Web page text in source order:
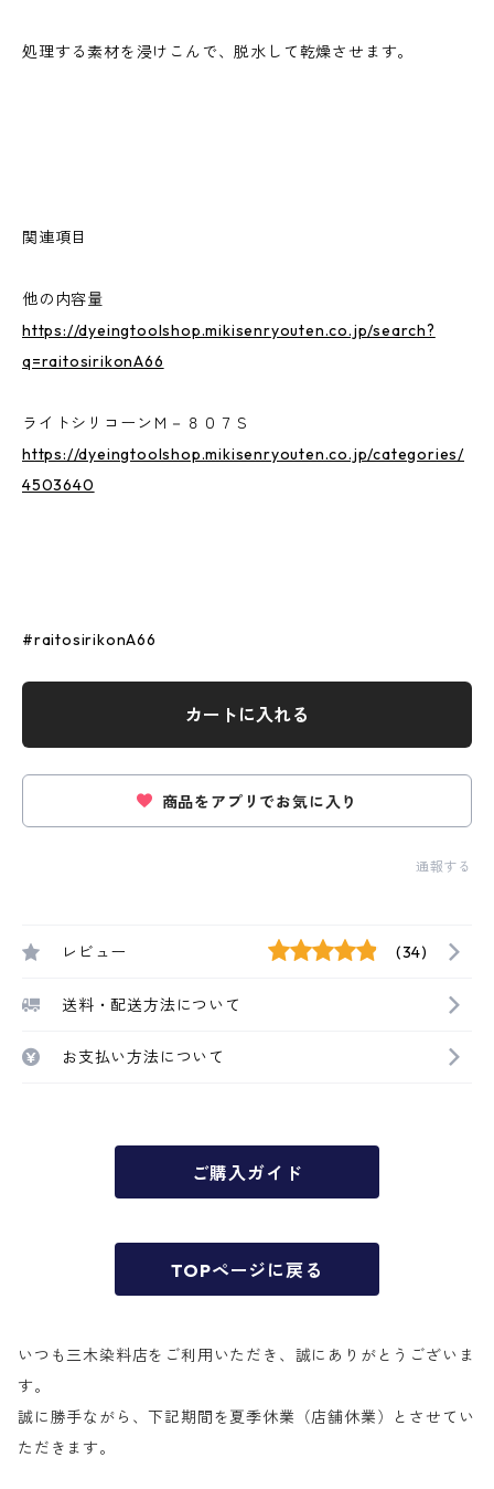
処理する素材を浸けこんで、脱水して乾燥させます。
関連項目
他の内容量
https://dyeingtoolshop.mikisenryouten.co.jp/search?
q=raitosirikonA66
ライトシリコーンＭ－８０７Ｓ
https://dyeingtoolshop.mikisenryouten.co.jp/categories/
4503640
#raitosirikonA66
カートに入れる
商品をアプリでお気に入り
通報する
レビュー (34)
送料・配送方法について
お支払い方法について
ご購入ガイド
TOPページに戻る
いつも三木染料店をご利用いただき、誠にありがとうございま
す。
誠に勝手ながら、下記期間を夏季休業（店舗休業）とさせてい
ただきます。